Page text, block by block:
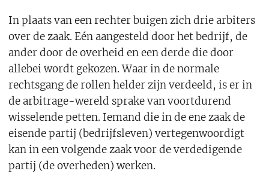
In plaats van een rechter buigen zich drie arbiters
over de zaak. Eén aangesteld door het bedrijf, de
ander door de overheid en een derde die door
allebei wordt gekozen. Waar in de normale
rechtsgang de rollen helder zijn verdeeld, is er in
de arbitrage-wereld sprake van voortdurend
wisselende petten. Iemand die in de ene zaak de
eisende partij (bedrijfsleven) vertegenwoordigt
kan in een volgende zaak voor de verdedigende
partij (de overheden) werken.